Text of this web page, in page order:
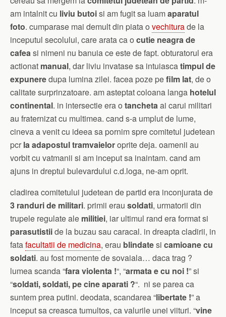
am intalnit cu liviu butoisi am fugit sa luamaparatul
foto. cumparase mai demult din piata o vechiturade la
inceputul secolului, care arata ca o cutie neagra de
cafeasi nimeni nu banuia ce este de fapt. obturatorul era
actionat manual, dar liviu invatase sa intuiascatimpul de
expuneredupa lumina zilei. facea poze pefilm lat, de o
calitate surprinzatoare. am asteptat coloana langa hotelul
continental. in intersectie era o tanchetaai carui militari
au fraternizat cu multimea. cand s-a umplut de lume,
cineva a venit cu ideea sa pornim spre comitetul judetean
pcr la adapostul tramvaieloroprite deja. oamenii au
vorbit cu vatmanii si am inceput sa inaintam. cand am
ajuns in dreptul bulevardului c.d.loga, ne-am oprit.
cladirea comitetului judetean de partid era inconjurata de
3 randuri de militari. primii erau soldati, urmatorii din
trupele regulate ale militiei, iar ultimul rand era format si
parasutistiide la buzau sau caracal. in dreapta cladirii, in
fatafacultatii de medicina, erau blindatesi camioane cu
soldati. au fost momente de sovaiala… daca trag ?
lumea scanda “fara violenta !“, “armata e cu noi !” si
“soldati, soldati, pe cine aparati ?“. ni se parea ca
suntem prea putini. deodata, scandarea “libertate !” a
inceput sa creasca tumultos, ca valurile unei viituri. “vine